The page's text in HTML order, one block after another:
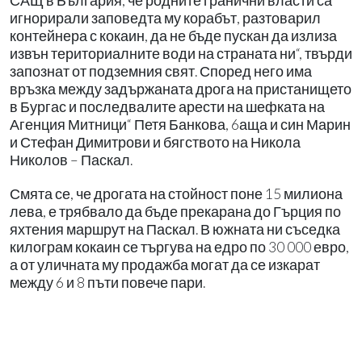
игнорирали заповедта му корабът, разтоварил
контейнера с кокаин, да не бъде пускан да излиза
извън териториалните води на страната ни“, твърди
запознат от подземния свят. Според него има
връзка между задържаната дрога на пристанището
в Бургас и последвалите арести на шефката на
Агенция Митници“ Петя Банкова, 6аща и син Марин
и Стефан Димитрови и бягството на Никола
Николов – Паскал.
Смята се, че дрогата на стойност поне 15 милиона
лева, е трябвало да бъде прекарана до Гърция по
яхтения маршрут на Паскал. В южната ни съседка
килограм кокаин се търгува на едро по 30 000 евро,
а от уличната му продажба могат да се изкарат
между 6 и 8 пъти повече пари.